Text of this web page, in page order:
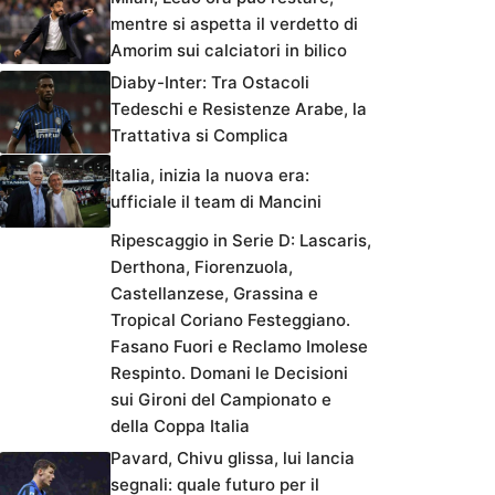
mentre si aspetta il verdetto di
Amorim sui calciatori in bilico
Diaby-Inter: Tra Ostacoli
Tedeschi e Resistenze Arabe, la
Trattativa si Complica
Italia, inizia la nuova era:
ufficiale il team di Mancini
Ripescaggio in Serie D: Lascaris,
Derthona, Fiorenzuola,
Castellanzese, Grassina e
Tropical Coriano Festeggiano.
Fasano Fuori e Reclamo Imolese
Respinto. Domani le Decisioni
sui Gironi del Campionato e
della Coppa Italia
Pavard, Chivu glissa, lui lancia
segnali: quale futuro per il